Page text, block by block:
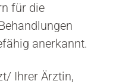
für die
anerkannt.
Ihrer Ärztin,